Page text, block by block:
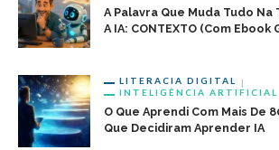
A Palavra Que Muda Tudo Na
A IA: CONTEXTO (com Ebook
LITERACIA DIGITAL
INTELIGÊNCIA ARTIFICIAL
O Que Aprendi Com Mais De
Que Decidiram Aprender IA